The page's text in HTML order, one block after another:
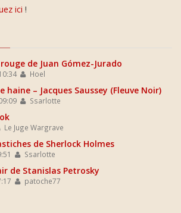
ici !
de Juan Gómez-Jurado
Hoel
haine – Jacques Saussey (Fleuve Noir)
Ssarlotte
Le Juge Wargrave
de Sherlock Holmes
Ssarlotte
de Stanislas Petrosky
patoche77